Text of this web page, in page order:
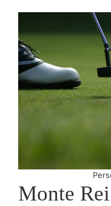
Monte